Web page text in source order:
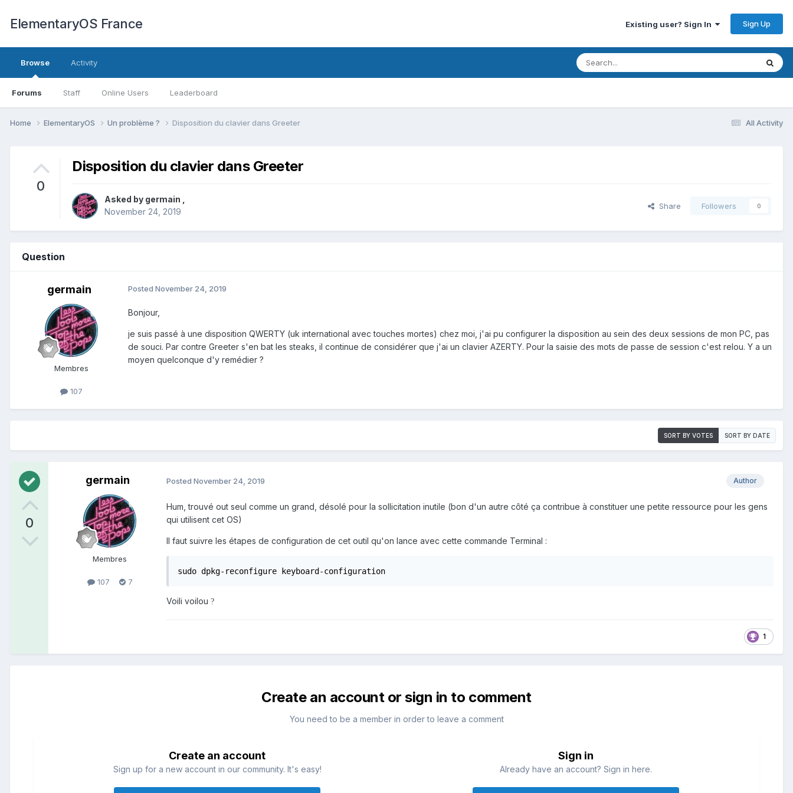
ElementaryOS France Existing user? Sign In Sign Up
Browse
Forums Staff Online Users Leaderboard
Activity
All Activity
Home ElementaryOS Un problème ? Disposition du clavier dans Greeter
0
Disposition du clavier dans Greeter
Asked by germain
November 24, 2019
Share Followers 0
Question
germain
Membres
107
Posted November 24, 2019
Bonjour,
je suis passé à une disposition QWERTY (uk international avec touches mortes) chez moi, j'ai pu configurer la disposition au sein des deux sessions de mon PC, pas
de souci. Par contre Greeter s'en bat les steaks, il continue de considérer que j'ai un clavier AZERTY. Pour la saisie des mots de passe de session c'est relou. Y a un
moyen quelconque d'y remédier ?
SORT BY VOTES SORT BY DATE
0
germain
Membres
107 7
Author
Posted November 24, 2019
Hum, trouvé out seul comme un grand, désolé pour la sollicitation inutile (bon d'un autre côté ça contribue à constituer une petite ressource pour les gens
qui utilisent cet OS)
Il faut suivre les étapes de configuration de cet outil qu'on lance avec cette commande Terminal :
sudo dpkg-reconfigure keyboard-configuration
Voili voilou ?
1
Create an account or sign in to comment
You need to be a member in order to leave a comment
Create an account
Sign up for a new account in our community. It's easy!
Sign in
Already have an account? Sign in here.